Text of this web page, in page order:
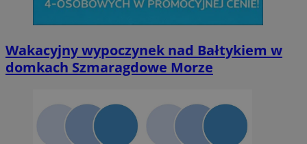
Wakacyjny wypoczynek nad Bałtykiem w
domkach Szmaragdowe Morze
Niesklasyfikowane
Niezbędne Wydajność Targetowanie